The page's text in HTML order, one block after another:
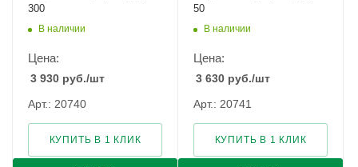
300
В наличии
Цена:
3 930 руб./шт
Арт.: 20740
КУПИТЬ В 1 КЛИК
50
В наличии
Цена:
3 630 руб./шт
Арт.: 20741
КУПИТЬ В 1 КЛИК